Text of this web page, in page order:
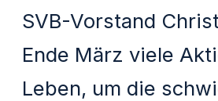
SVB-Vorstand
Ende März viele
Leben, um die